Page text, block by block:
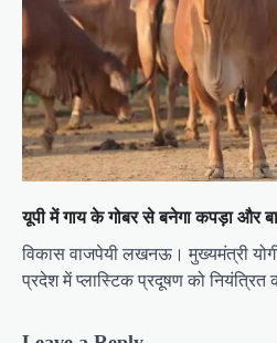
यूपी में गाय के गोबर से बनेगा कपड़ा और
विकास वाजपेयी लखनऊ। मुख्यमंत्री
प्रदेश में प्लास्टिक प्रदूषण को